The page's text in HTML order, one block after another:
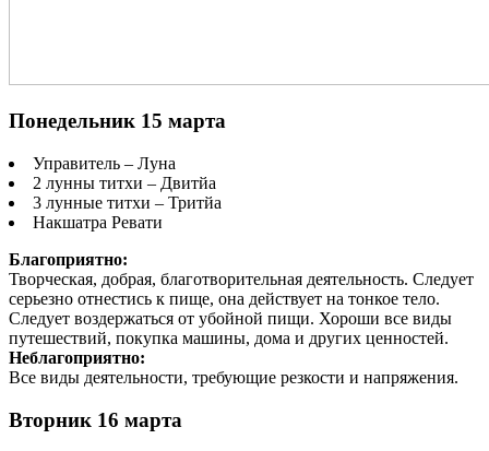
Понедельник 15 марта
Управитель – Луна
2 лунны титхи – Двитйа
3 лунные титхи – Тритйа
Накшатра Ревати
Благоприятно:
Творческая, добрая, благотворительная деятельность. Следует
серьезно отнестись к пище, она действует на тонкое тело.
Следует воздержаться от убойной пищи. Хороши все виды
путешествий, покупка машины, дома и других ценностей.
Неблагоприятно:
Все виды деятельности, требующие резкости и напряжения.
Вторник 16 марта